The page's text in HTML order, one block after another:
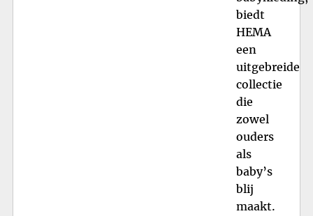
biedt
HEMA
een
uitgebreide
collectie
die
zowel
ouders
als
baby’s
blij
maakt.